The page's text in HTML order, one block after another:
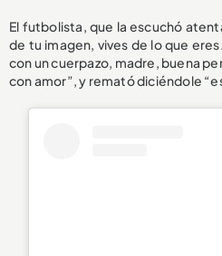
El futbolista, que la escuchó
de tu imagen, vives de lo que
con un cuerpazo, madre, buena
con amor”, y remató diciéndole